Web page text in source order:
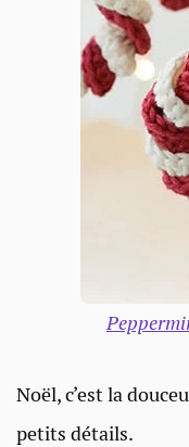
Noël, c’est la
petits détails.